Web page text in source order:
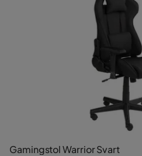
Gamingstol Warrior Svart